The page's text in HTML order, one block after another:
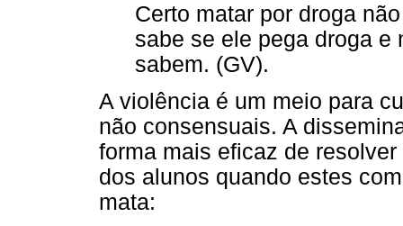
Certo matar por droga
sabe se ele pega droga e
sabem. (GV).
A violência é um meio para
não consensuais. A
forma mais eficaz de
dos alunos quando estes
mata: